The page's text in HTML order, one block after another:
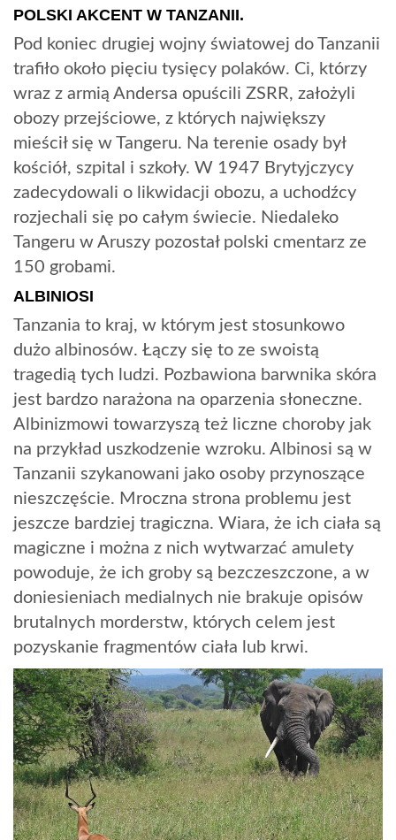
POLSKI AKCENT W TANZANII.
Pod koniec drugiej wojny światowej do Tanzanii
trafiło około pięciu tysięcy polaków. Ci, którzy
wraz z armią Andersa opuścili ZSRR, założyli
obozy przejściowe, z których największy
mieścił się w Tangeru. Na terenie osady był
kościół, szpital i szkoły. W 1947 Brytyjczycy
zadecydowali o likwidacji obozu, a uchodźcy
rozjechali się po całym świecie. Niedaleko
Tangeru w Aruszy pozostał polski cmentarz ze
150 grobami.
ALBINIOSI
Tanzania to kraj, w którym jest stosunkowo
dużo albinosów. Łączy się to ze swoistą
tragedią tych ludzi. Pozbawiona barwnika skóra
jest bardzo narażona na oparzenia słoneczne.
Albinizmowi towarzyszą też liczne choroby jak
na przykład uszkodzenie wzroku. Albinosi są w
Tanzanii szykanowani jako osoby przynoszące
nieszczęście. Mroczna strona problemu jest
jeszcze bardziej tragiczna. Wiara, że ich ciała są
magiczne i można z nich wytwarzać amulety
powoduje, że ich groby są bezczeszczone, a w
doniesieniach medialnych nie brakuje opisów
brutalnych morderstw, których celem jest
pozyskanie fragmentów ciała lub krwi.